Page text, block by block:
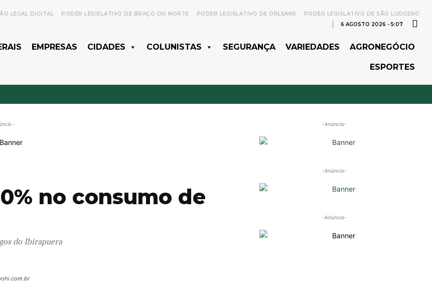
LEGAL DIGITAL PODER LEGISLATIVO DE BRAÇO DO NORTE PODER LEGISLATIVO DE ORLEANS
PODER LEGISLATIVO DE SÃO LUDGERO
6 AGOSTO 2026 - 5:07
EMPRESAS CIDADES COLUNISTAS SEGURANÇA VARIEDADES AGRONEGÓCIO
ESPORTES
-
no consumo de
do Ibirapuera
-Anúncio-
-Anúncio-
-Anúncio-